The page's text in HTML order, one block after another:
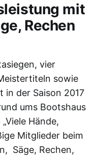
mit
Rechen
vier
sowie
in der Saison 2017
ums Bootshaus
Hände,
Mitglieder beim
Säge, Rechen,